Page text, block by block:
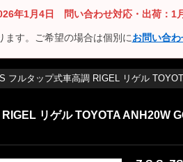
年1月4日 問い合わせ対応・出荷：1
す。ご希望の場合は個別にお問い合わ
フルタップ式車高調 RIGEL リゲル
リゲル TOYOTA ANH20W